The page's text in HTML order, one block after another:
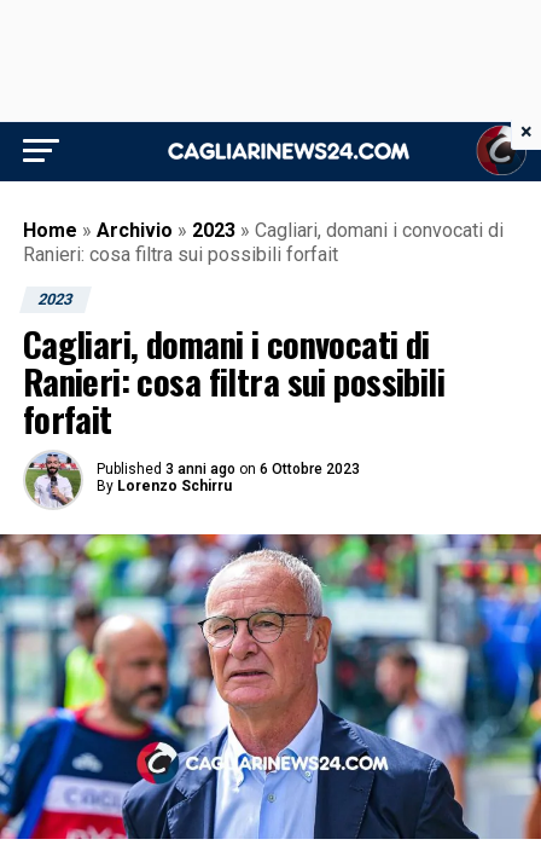
Home » Archivio » 2023 » Cagliari, domani i convocati di
Ranieri: cosa filtra sui possibili forfait
2023
Cagliari, domani i convocati di
Ranieri: cosa filtra sui possibili
forfait
Published 3 anni ago on 6 Ottobre 2023
By Lorenzo Schirru
×